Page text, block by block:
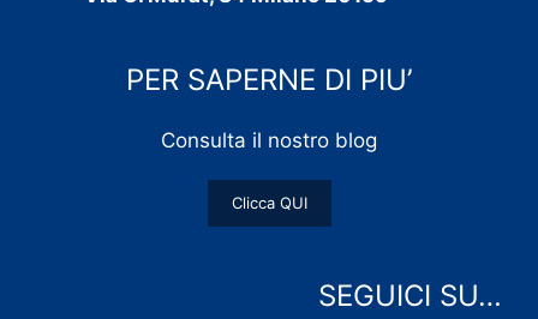
PER SAPERNE DI PIU’
Consulta il nostro blog
Clicca QUI
SEGUICI SU…